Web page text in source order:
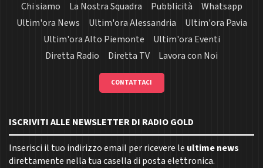
Chi siamo La Nostra Squadra Pubblicità
Whatsapp
Ultim'ora News
Ultim'ora Alessandria
Ultim'ora Pavia
Ultim'ora Alto Piemonte
Ultim'ora Eventi
Diretta Radio
Diretta TV Lavora con Noi
CONTATTACI
ISCRIVITI ALLE NEWSLETTER DI RADIO GOLD
Inserisci il tuo indirizzo email per ricevere le ultime news
direttamente nella tua casella di posta elettronica.